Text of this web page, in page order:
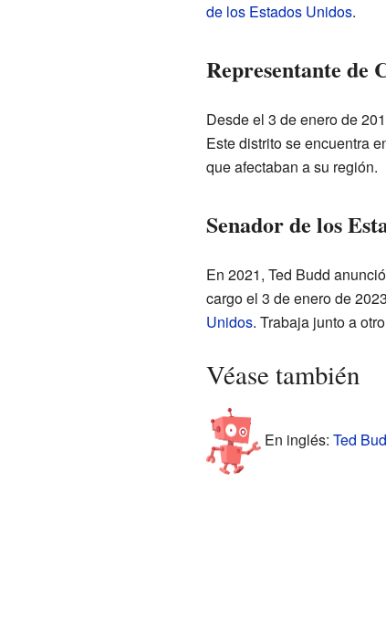
de los Estados Unidos.
Representante de
Desde el 3 de enero de
Este distrito se encuentra
que afectaban a su región.
Senador de los
En 2021, Ted Budd
cargo el 3 de enero de
Unidos. Trabaja junto a
Véase también
En inglés: Ted